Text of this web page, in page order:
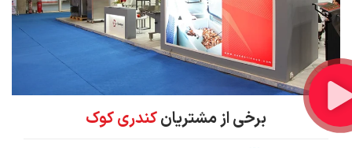
برخی از مشتریانکندری کوک